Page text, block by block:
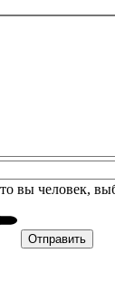
вы человек,